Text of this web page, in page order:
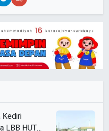
Kediri
LBB HUT